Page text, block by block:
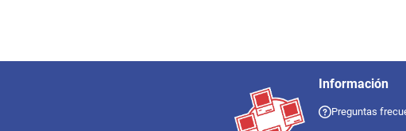
Información
Preguntas